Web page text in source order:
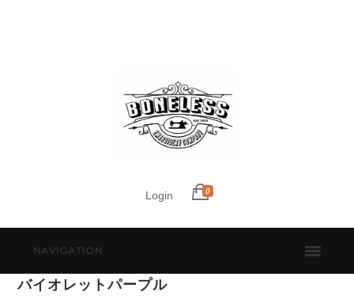
Login 0
NAVIGATION
バイオレットパープル